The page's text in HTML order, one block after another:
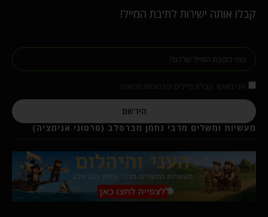
קבלו אותה ישירות לתיבת המייל!
הירשם
מעשיות ומשלים מרבי נחמן מברסלב (סרטוני אנימציה)